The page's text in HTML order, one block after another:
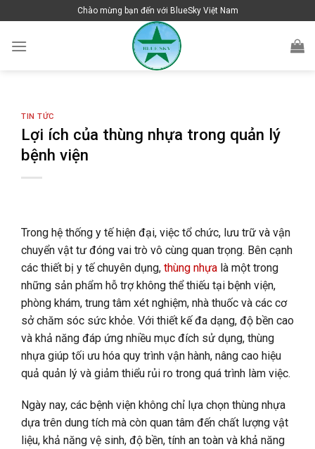
to
content
Chào mừng bạn đến với BlueSky Việt Nam
TIN TỨC
Lợi ích của thùng nhựa trong quản lý
bệnh viện
Trong hệ thống y tế hiện đại, việc tổ chức, lưu trữ và vận
chuyển vật tư đóng vai trò vô cùng quan trọng. Bên cạnh
các thiết bị y tế chuyên dụng, thùng nhựa là một trong
những sản phẩm hỗ trợ không thể thiếu tại bệnh viện,
phòng khám, trung tâm xét nghiệm, nhà thuốc và các cơ
sở chăm sóc sức khỏe. Với thiết kế đa dạng, độ bền cao
và khả năng đáp ứng nhiều mục đích sử dụng, thùng
nhựa giúp tối ưu hóa quy trình vận hành, nâng cao hiệu
quả quản lý và giảm thiểu rủi ro trong quá trình làm việc.
Ngày nay, các bệnh viện không chỉ lựa chọn thùng nhựa
dựa trên dung tích mà còn quan tâm đến chất lượng vật
liệu, khả năng vệ sinh, độ bền, tính an toàn và khả năng